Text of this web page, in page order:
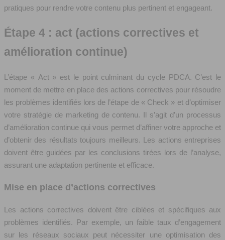
pratiques pour rendre votre contenu plus pertinent et engageant.
Étape 4 : act (actions correctives et
amélioration continue)
L’étape « Act » est le point culminant du cycle PDCA. C’est le
moment de mettre en place des actions correctives pour résoudre
les problèmes identifiés lors de l’étape de « Check » et d’optimiser
votre stratégie de marketing de contenu. Il s’agit d’un processus
d’amélioration continue qui vous permet d’affiner votre approche et
d’obtenir des résultats toujours meilleurs. Les actions entreprises
doivent être guidées par les conclusions tirées lors de l’analyse,
assurant une adaptation pertinente et efficace.
Mise en place d’actions correctives
Les actions correctives doivent être ciblées et spécifiques aux
problèmes identifiés. Par exemple, un faible taux d’engagement
sur les réseaux sociaux peut nécessiter une optimisation des